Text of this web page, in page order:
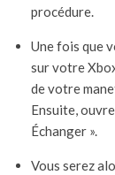
procédure.
Une fois que
sur votre
de votre
Ensuite,
Échanger ».
Vous serez